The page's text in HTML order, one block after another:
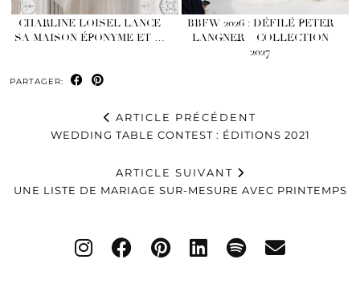
CHARLINE LOISEL LANCE
SA MAISON ÉPONYME ET …
BBFW 2026 : DÉFILÉ PETER
LANGNER – COLLECTION
2027
PARTAGER:
ARTICLE PRÉCÉDENT
WEDDING TABLE CONTEST : ÉDITIONS 2021
ARTICLE SUIVANT
UNE LISTE DE MARIAGE SUR-MESURE AVEC PRINTEMPS